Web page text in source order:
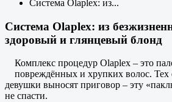
Система Olaplex: из...
Система Olaplex: из
здоровый и глянцевый блонд
Комплекс процедур Olaplex – это
повреждённых и хрупких волос.
девушки выносят приговор – эту
не спасти.